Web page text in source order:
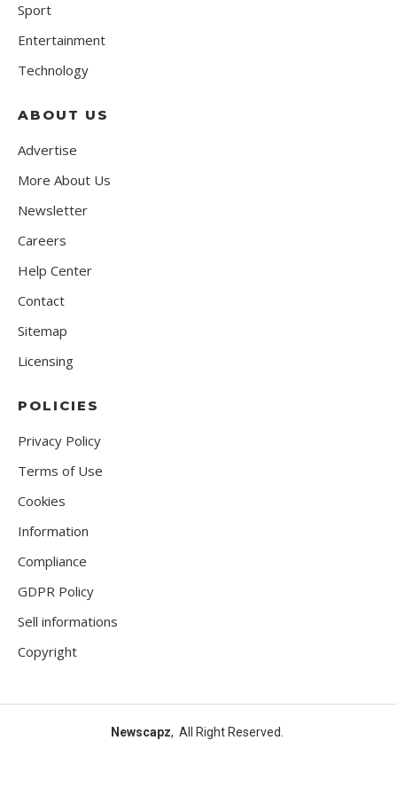
Sport
Entertainment
Technology
ABOUT US
Advertise
More About Us
Newsletter
Careers
Help Center
Contact
Sitemap
Licensing
POLICIES
Privacy Policy
Terms of Use
Cookies
Information
Compliance
GDPR Policy
Sell informations
Copyright
Newscapz, All Right Reserved.